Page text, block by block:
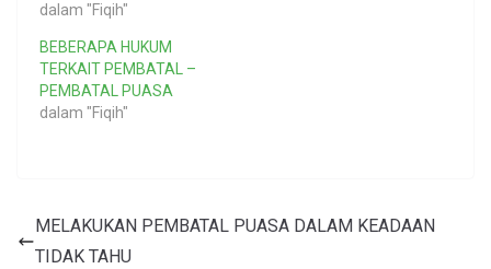
dalam "Fiqih"
BEBERAPA HUKUM
TERKAIT PEMBATAL –
PEMBATAL PUASA
dalam "Fiqih"
MELAKUKAN PEMBATAL PUASA DALAM KEADAAN
TIDAK TAHU